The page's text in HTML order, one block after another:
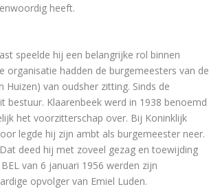
heeft.
speelde hij een belangrijke rol binnen
organisatie hadden de burgemeesters van de
van oudsher zitting. Sinds de
bestuur. Klaarenbeek werd in 1938 benoemd
het voorzitterschap over. Bij Koninklijk
legde hij zijn ambt als burgemeester neer.
deed hij met zoveel gezag en toewijding
van 6 januari 1956 werden zijn
opvolger van Emiel Luden.